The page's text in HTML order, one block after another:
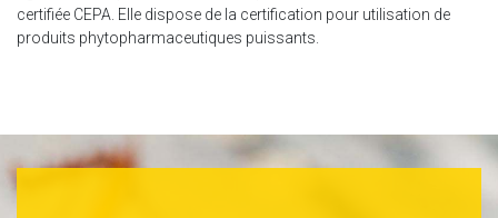
certifiée CEPA. Elle dispose de la certification pour utilisation de
produits phytopharmaceutiques puissants.